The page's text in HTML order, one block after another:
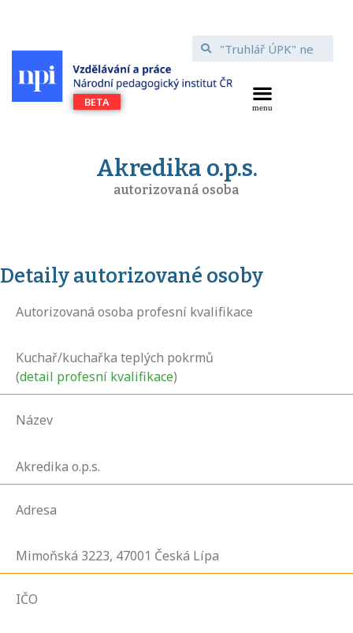
Akredika o.p.s.
autorizovaná osoba
Detaily autorizované osoby
Autorizovaná osoba profesní kvalifikace
Kuchař/kuchařka teplých pokrmů
(detail profesní kvalifikace)
Název
Akredika o.p.s.
Adresa
Mimoňská 3223, 47001 Česká Lípa
IČO